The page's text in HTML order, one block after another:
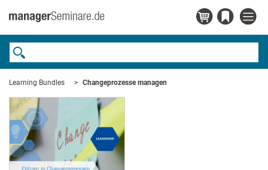
Learning Bundles Changeprozesse managen